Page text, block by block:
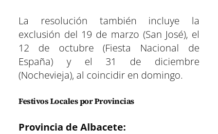
La resolución también incluye la
exclusión del 19 de marzo (San José), el
12 de octubre (Fiesta Nacional de
España) y el 31 de diciembre
(Nochevieja), al coincidir en domingo.
Festivos Locales por Provincias
Provincia de Albacete: